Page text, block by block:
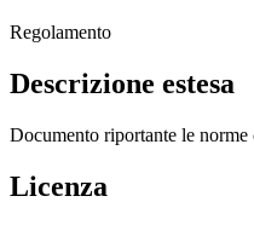
Regolamento
Descrizione estesa
Documento riportante le
Licenza